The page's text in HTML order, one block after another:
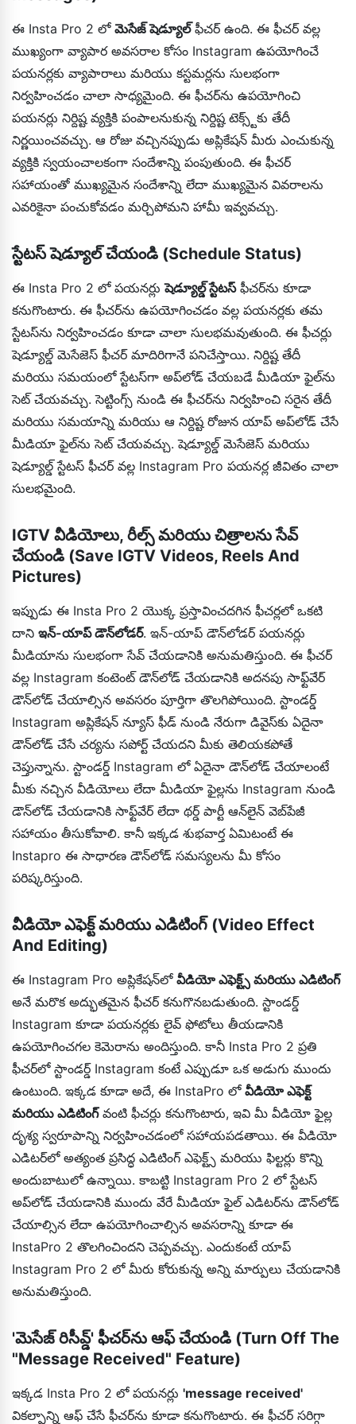
ఈ Insta Pro 2 లో మెసేజ్ షెడ్యూల్ఫీచర్ ఉంది. ఈ ఫీచర్ వల్ల
ముఖ్యంగా వ్యాపార అవసరాల కోసం Instagram ఉపయోగించే
పయనర్లకు వ్యాపారాలు మరియు కస్టమర్లను సులభంగా
నిర్వహించడం చాలా సాధ్యమైంది. ఈ ఫీచర్‌ను ఉపయోగించి
పయనర్లు నిర్దిష్ట వ్యక్తికి పంపాలనుకున్న నిర్దిష్ట టెక్స్ట్‌కు తేదీ
నిర్ణయించవచ్చు. ఆ రోజు వచ్చినప్పుడు అప్లికేషన్ మీరు ఎంచుకున్న
వ్యక్తికి స్వయంచాలకంగా సందేశాన్ని పంపుతుంది. ఈ ఫీచర్
సహాయంతో ముఖ్యమైన సందేశాన్ని లేదా ముఖ్యమైన వివరాలను
ఎవరికైనా పంచుకోవడం మర్చిపోమని హామీ ఇవ్వవచ్చు.
స్టేటస్ షెడ్యూల్ చేయండి (Schedule Status)
ఈ Insta Pro 2 లో పయనర్లుషెడ్యూల్డ్ స్టేటస్ఫీచర్‌ను కూడా
కనుగొంటారు. ఈ ఫీచర్‌ను ఉపయోగించడం వల్ల పయనర్లకు తమ
స్టేటస్‌ను నిర్వహించడం కూడా చాలా సులభమవుతుంది. ఈ ఫీచర్లు
షెడ్యూల్డ్ మెసేజెస్ ఫీచర్ మాదిరిగానే పనిచేస్తాయి. నిర్దిష్ట తేదీ
మరియు సమయంలో స్టేటస్‌గా అప్‌లోడ్ చేయబడే మీడియా ఫైల్‌ను
సెట్ చేయవచ్చు. సెట్టింగ్స్ నుండి ఈ ఫీచర్‌ను నిర్వహించి సరైన తేదీ
మరియు సమయాన్ని మరియు ఆ నిర్దిష్ట రోజున యాప్ అప్‌లోడ్ చేసే
మీడియా ఫైల్‌ను సెట్ చేయవచ్చు. షెడ్యూల్డ్ మెసేజెస్ మరియు
షెడ్యూల్డ్ స్టేటస్ ఫీచర్ వల్ల Instagram Pro పయనర్ల జీవితం చాలా
సులభమైంది.
IGTV వీడియోలు, రీల్స్ మరియు చిత్రాలను సేవ్
చేయండి (Save IGTV Videos, Reels And
Pictures)
ఇప్పుడు ఈ Insta Pro 2 యొక్క ప్రస్తావించదగిన ఫీచర్లలో ఒకటి
దాని ఇన్-యాప్ డౌన్‌లోడర్. ఇన్-యాప్ డౌన్‌లోడర్ పయనర్లు
మీడియాను సులభంగా సేవ్ చేయడానికి అనుమతిస్తుంది. ఈ ఫీచర్
వల్ల Instagram కంటెంట్ డౌన్‌లోడ్ చేయడానికి అదనపు సాఫ్ట్‌వేర్
డౌన్‌లోడ్ చేయాల్సిన అవసరం పూర్తిగా తొలగిపోయింది. స్టాండర్డ్
Instagram అప్లికేషన్ న్యూస్ ఫీడ్ నుండి నేరుగా డివైస్‌కు ఏదైనా
డౌన్‌లోడ్ చేసే చర్యను సపోర్ట్ చేయదని మీకు తెలియకపోతే
చెప్తున్నాను. స్టాండర్డ్ Instagram లో ఏదైనా డౌన్‌లోడ్ చేయాలంటే
మీకు నచ్చిన వీడియోలు లేదా మీడియా ఫైల్లను Instagram నుండి
డౌన్‌లోడ్ చేయడానికి సాఫ్ట్‌వేర్ లేదా థర్డ్ పార్టీ ఆన్‌లైన్ వెబ్‌పేజీ
సహాయం తీసుకోవాలి. కానీ ఇక్కడ శుభవార్త ఏమిటంటే ఈ
Instapro ఈ సాధారణ డౌన్‌లోడ్ సమస్యలను మీ కోసం
పరిష్కరిస్తుంది.
వీడియో ఎఫెక్ట్ మరియు ఎడిటింగ్ (Video Effect
And Editing)
ఈ Instagram Pro అప్లికేషన్‌లో వీడియో ఎఫెక్ట్స్ మరియు ఎడిటింగ్
అనే మరొక అద్భుతమైన ఫీచర్ కనుగొనబడుతుంది. స్టాండర్డ్
Instagram కూడా పయనర్లకు లైవ్ ఫోటోలు తీయడానికి
ఉపయోగించగల కెమెరాను అందిస్తుంది. కానీ Insta Pro 2 ప్రతి
ఫీచర్‌లో స్టాండర్డ్ Instagram కంటే ఎప్పుడూ ఒక అడుగు ముందు
ఉంటుంది. ఇక్కడ కూడా అదే, ఈ InstaPro లో వీడియో ఎఫెక్ట్
మరియు ఎడిటింగ్వంటి ఫీచర్లు కనుగొంటారు, ఇవి మీ వీడియో ఫైల్ల
దృశ్య స్వరూపాన్ని నిర్వహించడంలో సహాయపడతాయి. ఈ వీడియో
ఎడిటర్‌లో అత్యంత ప్రసిద్ధ ఎడిటింగ్ ఎఫెక్ట్స్ మరియు ఫిల్టర్లు కొన్ని
అందుబాటులో ఉన్నాయి. కాబట్టి Instagram Pro 2 లో స్టేటస్
అప్‌లోడ్ చేయడానికి ముందు వేరే మీడియా ఫైల్ ఎడిటర్‌ను డౌన్‌లోడ్
చేయాల్సిన లేదా ఉపయోగించాల్సిన అవసరాన్ని కూడా ఈ
InstaPro 2 తొలగించిందని చెప్పవచ్చు. ఎందుకంటే యాప్
Instagram Pro 2 లో మీరు కోరుకున్న అన్ని మార్పులు చేయడానికి
అనుమతిస్తుంది.
'మెసేజ్ రిసీవ్డ్' ఫీచర్‌ను ఆఫ్ చేయండి (Turn Off The
"Message Received" Feature)
ఇక్కడ Insta Pro 2 లో పయనర్లు 'message received'
వికల్పాన్ని ఆఫ్ చేసే ఫీచర్‌ను కూడా కనుగొంటారు. ఈ ఫీచర్ సరిగ్గా